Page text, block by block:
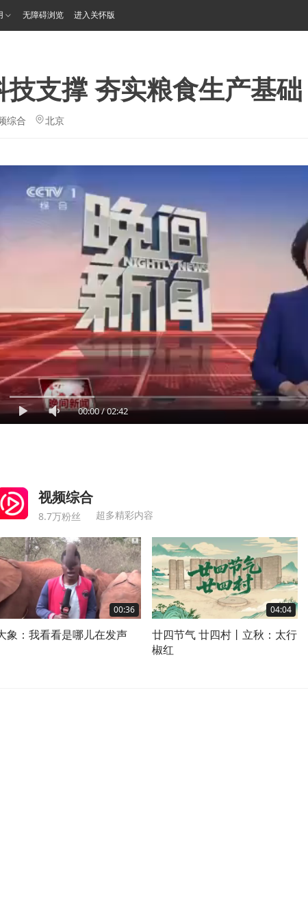
无障碍浏览 进入关怀版
支撑 夯实粮食生产基础
综合 北京
00:00/02:42
视频综合
8.7万粉丝 超多精彩内容
00:36
象：我看看是哪儿在发声
04:04
廿四节气 廿四村丨立秋：太行
椒红